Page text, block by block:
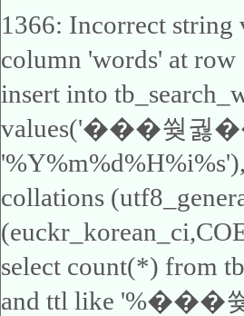
1366: Incorrect
column 'words' at row
insert into
values('���쒖궗
collations
select count(*) from
and ttl like '%���